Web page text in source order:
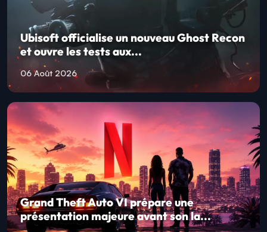
Ubisoft officialise un nouveau Ghost Recon
et ouvre les tests aux...
06 Août 2026
Grand Theft Auto VI prépare une
présentation majeure avant son la...